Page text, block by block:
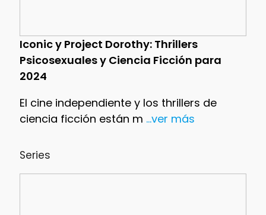
Iconic y Project Dorothy: Thrillers
Psicosexuales y Ciencia Ficción para
2024
El cine independiente y los thrillers de
ciencia ficción están m ...ver más
Series